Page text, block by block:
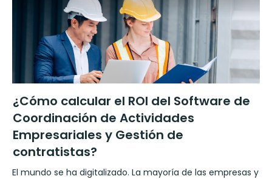
¿Cómo calcular el ROI del Software de
Coordinación de Actividades
Empresariales y Gestión de
contratistas?
El mundo se ha digitalizado. La mayoría de las empresas y